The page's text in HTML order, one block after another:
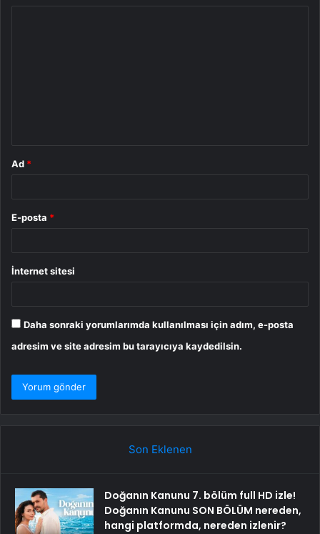
Ad *
E-posta *
İnternet sitesi
Daha sonraki yorumlarımda kullanılması için adım, e-posta
adresim ve site adresim bu tarayıcıya kaydedilsin.
Son Eklenen
Doğanın Kanunu 7. bölüm full HD izle!
Doğanın Kanunu SON BÖLÜM nereden,
hangi platformda, nereden izlenir?